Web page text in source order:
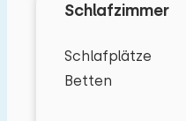
Schlafzimmer
Schlafplätze
Betten